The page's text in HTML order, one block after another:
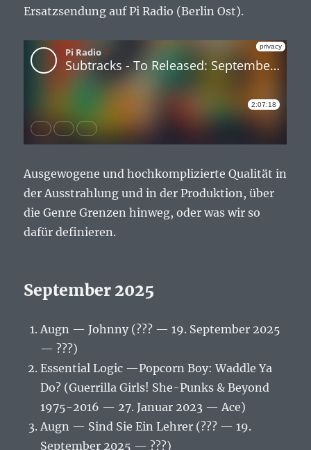
Ersatzsendung auf Pi Radio (Berlin Ost).
Ausgewogene und hochkomplizierte Qualität in
der Ausstrahlung und in der Produktion, über
die Genre Grenzen hinweg, oder was wir so
dafür definieren.
September 2025
Augn — Johnny (??? — 19. September 2025
— ???)
Essential Logic —Popcorn Boy: Waddle Ya
Do? (Guerrilla Girls! She-Punks & Beyond
1975-2016 — 27. Januar 2023 — Ace)
Augn — Sind Sie Ein Lehrer (??? — 19.
September 2025 — ???)